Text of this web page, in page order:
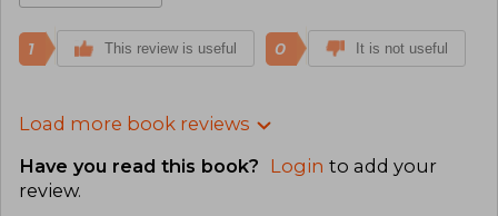
1 This review is useful 0 It is not useful
Load more book reviews
Have you read this book? Login to add your
review.